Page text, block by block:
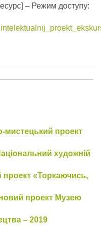
– Режим доступу:
мистецький проект
художній
«Торкаючись,
проект Музею
– 2019